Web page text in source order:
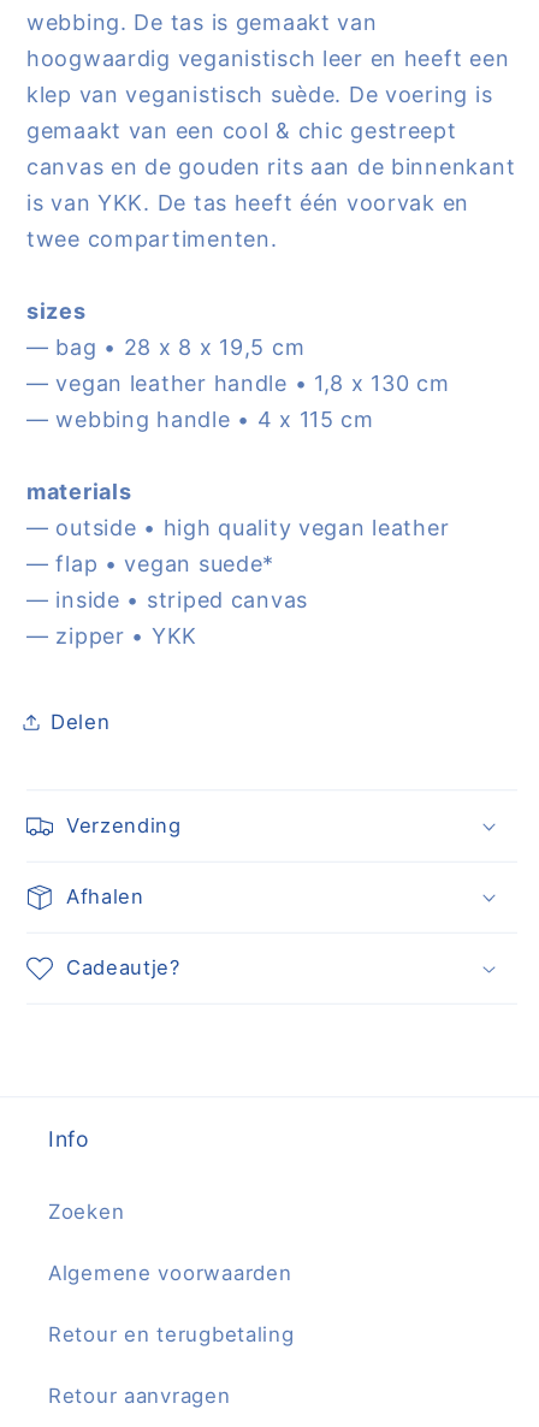
webbing. De tas is gemaakt van
hoogwaardig veganistisch leer en heeft een
klep van veganistisch suède. De voering is
gemaakt van een cool & chic gestreept
canvas en de gouden rits aan de binnenkant
is van YKK. De tas heeft één voorvak en
twee compartimenten.
sizes
— bag • 28 x 8 x 19,5 cm
— vegan leather handle • 1,8 x 130 cm
— webbing handle • 4 x 115 cm
materials
— outside • high quality vegan leather
— flap • vegan suede*
— inside • striped canvas
— zipper • YKK
Delen
Verzending
Afhalen
Cadeautje?
Info
Zoeken
Algemene voorwaarden
Retour en terugbetaling
Retour aanvragen